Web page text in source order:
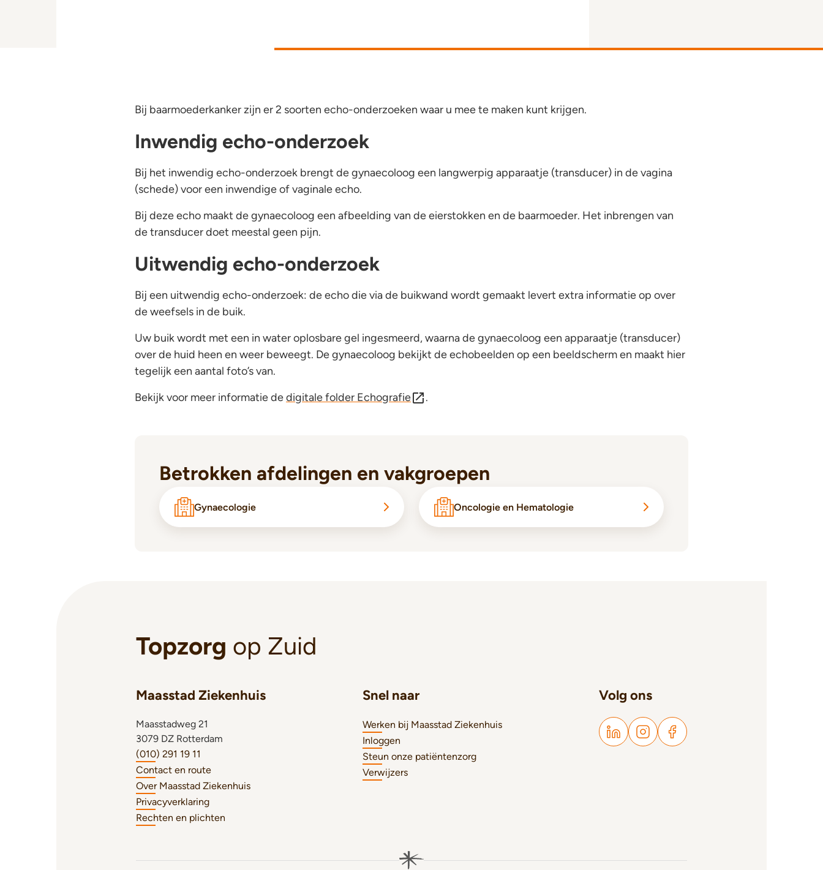
Bij baarmoederkanker zijn er 2 soorten echo-onderzoeken waar u mee te maken kunt krijgen.
Inwendig echo-onderzoek
Bij het inwendig echo-onderzoek brengt de gynaecoloog een langwerpig apparaatje (transducer) in de vagina
(schede) voor een inwendige of vaginale echo.
Bij deze echo maakt de gynaecoloog een afbeelding van de eierstokken en de baarmoeder. Het inbrengen van
de transducer doet meestal geen pijn.
Uitwendig echo-onderzoek
Bij een uitwendig echo-onderzoek: de echo die via de buikwand wordt gemaakt levert extra informatie op over
de weefsels in de buik.
Uw buik wordt met een in water oplosbare gel ingesmeerd, waarna de gynaecoloog een apparaatje (transducer)
over de huid heen en weer beweegt. De gynaecoloog bekijkt de echobeelden op een beeldscherm en maakt hier
tegelijk een aantal foto’s van.
Bekijk voor meer informatie dedigitale folder Echografie .
Betrokken afdelingen en vakgroepen
Gynaecologie Oncologie en Hematologie
Topzorg op Zuid
Maasstad Ziekenhuis
Maasstadweg 21
3079 DZ Rotterdam
(010) 291 19 11
Contact en route
Over Maasstad Ziekenhuis
Privacyverklaring
Rechten en plichten
Snel naar
Werken bij Maasstad Ziekenhuis
Inloggen
Steun onze patiëntenzorg
Verwijzers
Volg ons